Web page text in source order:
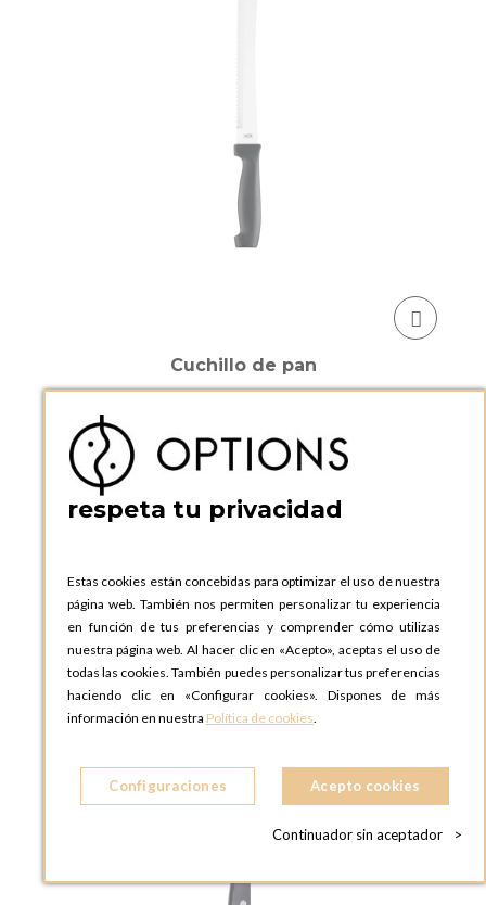
AÑADIR A LA CESTA
Cuchillo de pan
respeta tu privacidad
Estas cookies están concebidas para optimizar el uso de nuestra
página web. También nos permiten personalizar tu experiencia
en función de tus preferencias y comprender cómo utilizas
nuestra página web. Al hacer clic en «Acepto», aceptas el uso de
todas las cookies. También puedes personalizar tus preferencias
haciendo clic en «Configurar cookies». Dispones de más
información en nuestra Política de cookies.
Configuraciones Acepto cookies
Continuador sin aceptador >